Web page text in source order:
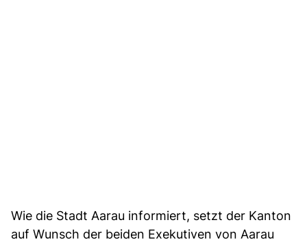
Wie die Stadt Aarau informiert, setzt der Kanton
auf Wunsch der beiden Exekutiven von Aarau